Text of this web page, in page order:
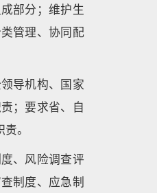
部分；维护生
管理、协同配
导机构、国家
；要求省、自
。
、风险调查评
制度、应急制